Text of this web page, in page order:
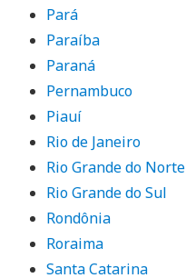
Pará
Paraíba
Paraná
Pernambuco
Piauí
Rio de Janeiro
Rio Grande do Norte
Rio Grande do Sul
Rondônia
Roraima
Santa Catarina